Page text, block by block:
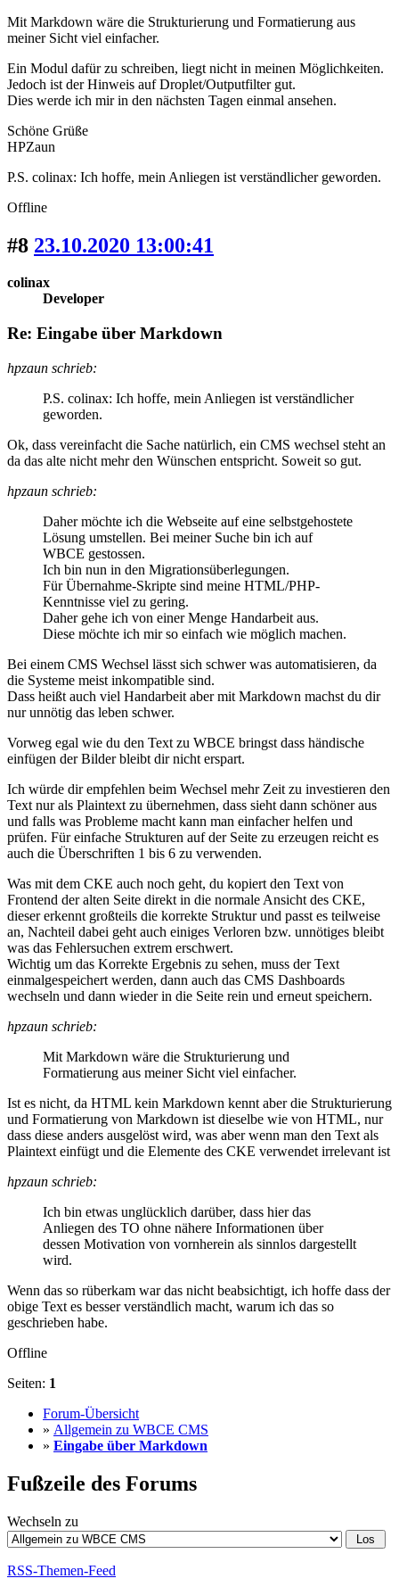
Mit Markdown wäre die Strukturierung und Formatierung aus
meiner Sicht viel einfacher.
Ein Modul dafür zu schreiben, liegt nicht in meinen Möglichkeiten.
Jedoch ist der Hinweis auf Droplet/Outputfilter gut.
Dies werde ich mir in den nächsten Tagen einmal ansehen.
Schöne Grüße
HPZaun
P.S. colinax: Ich hoffe, mein Anliegen ist verständlicher geworden.
Offline
#8 23.10.2020 13:00:41
colinax
Developer
Re: Eingabe über Markdown
hpzaun schrieb:
P.S. colinax: Ich hoffe, mein Anliegen ist verständlicher
geworden.
Ok, dass vereinfacht die Sache natürlich, ein CMS wechsel steht an
da das alte nicht mehr den Wünschen entspricht. Soweit so gut.
hpzaun schrieb:
Daher möchte ich die Webseite auf eine selbstgehostete
Lösung umstellen. Bei meiner Suche bin ich auf
WBCE gestossen.
Ich bin nun in den Migrationsüberlegungen.
Für Übernahme-Skripte sind meine HTML/PHP-
Kenntnisse viel zu gering.
Daher gehe ich von einer Menge Handarbeit aus.
Diese möchte ich mir so einfach wie möglich machen.
Bei einem CMS Wechsel lässt sich schwer was automatisieren, da
die Systeme meist inkompatible sind.
Dass heißt auch viel Handarbeit aber mit Markdown machst du dir
nur unnötig das leben schwer.
Vorweg egal wie du den Text zu WBCE bringst dass händische
einfügen der Bilder bleibt dir nicht erspart.
Ich würde dir empfehlen beim Wechsel mehr Zeit zu investieren den
Text nur als Plaintext zu übernehmen, dass sieht dann schöner aus
und falls was Probleme macht kann man einfacher helfen und
prüfen. Für einfache Strukturen auf der Seite zu erzeugen reicht es
auch die Überschriften 1 bis 6 zu verwenden.
Was mit dem CKE auch noch geht, du kopiert den Text von
Frontend der alten Seite direkt in die normale Ansicht des CKE,
dieser erkennt großteils die korrekte Struktur und passt es teilweise
an, Nachteil dabei geht auch einiges Verloren bzw. unnötiges bleibt
was das Fehlersuchen extrem erschwert.
Wichtig um das Korrekte Ergebnis zu sehen, muss der Text
einmalgespeichert werden, dann auch das CMS Dashboards
wechseln und dann wieder in die Seite rein und erneut speichern.
hpzaun schrieb:
Mit Markdown wäre die Strukturierung und
Formatierung aus meiner Sicht viel einfacher.
Ist es nicht, da HTML kein Markdown kennt aber die Strukturierung
und Formatierung von Markdown ist dieselbe wie von HTML, nur
dass diese anders ausgelöst wird, was aber wenn man den Text als
Plaintext einfügt und die Elemente des CKE verwendet irrelevant ist
hpzaun schrieb:
Ich bin etwas unglücklich darüber, dass hier das
Anliegen des TO ohne nähere Informationen über
dessen Motivation von vornherein als sinnlos dargestellt
wird.
Wenn das so rüberkam war das nicht beabsichtigt, ich hoffe dass der
obige Text es besser verständlich macht, warum ich das so
geschrieben habe.
Offline
Seiten: 1
Forum-Übersicht
» Allgemein zu WBCE CMS
» Eingabe über Markdown
Fußzeile des Forums
Wechseln zu
RSS-Themen-Feed